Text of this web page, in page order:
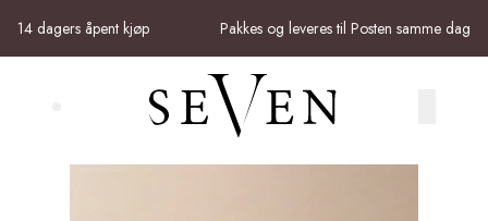
14 dagers åpent kjøp Pakkes og leveres til Posten samme dag
Search (⌘K)